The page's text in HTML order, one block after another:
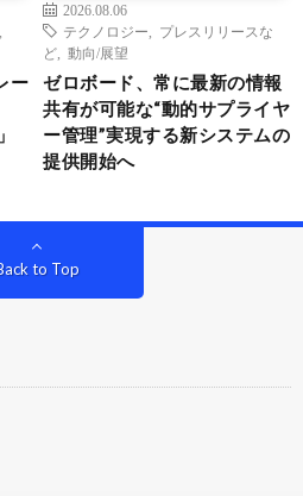
ー
2026.08.06
テクノロジー
プレスリリースな
ど
動向/展望
ゼロボード、常に最新の情報
共有が可能な“動的サプライヤ
ー管理”実現する新システムの
提供開始へ
to Top